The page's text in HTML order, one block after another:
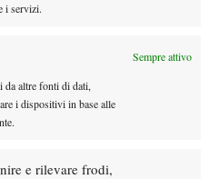
i servizi.
Sempre attivo
da altre fonti di dati,
i dispositivi in base alle
e rilevare frodi,